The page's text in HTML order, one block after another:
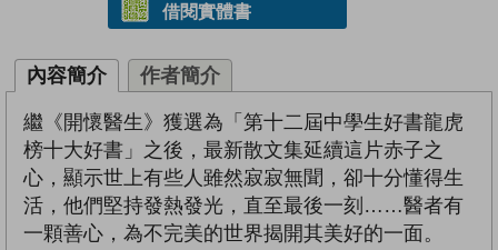
借閱實體書
內容簡介 作者簡介
繼《開懷醫生》獲選為「第十二屆中學生好書龍虎
榜十大好書」之後，最新散文集延續這片赤子之
心，顯示世上有些人雖然寂寂無聞，卻十分懂得生
活，他們堅持發熱發光，直至最後一刻……醫者有
一顆善心，為不完美的世界揭開其美好的一面。